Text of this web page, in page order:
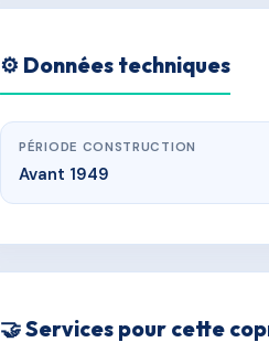
⚙️ Données techniques
PÉRIODE CONSTRUCTION
Avant 1949
🤝 Services pour cette